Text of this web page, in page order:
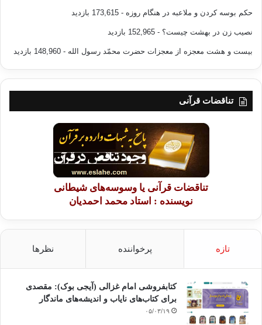
حکم بوسه کردن و ملاعبه در هنگام روزه - 173,615 بازدید
نصیب زن در بهشت چیست؟ - 152,965 بازدید
بیست و هشت معجزه از معجزات حضرت محمّد رسول الله - 148,960 بازدید
تناقضات قرآنی
تناقضات قرآنی یا وسوسه‌های شیطانی
نویسنده : استاد محمد احمدیان
تازه پرخواننده نظرها
کتابفروشی امام غزالی (آیجی بوک): مقصدی
برای کتاب‌های نایاب و اندیشه‌های ماندگار
۰۵/۰۳/۱۹